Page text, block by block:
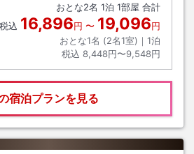
おとな2名 1泊 1部屋 合計
税込 16,896円 〜 19,096円
おとな1名 (2名1室)｜ 1泊
税込 8,448円〜9,548円
宿泊プランを見る